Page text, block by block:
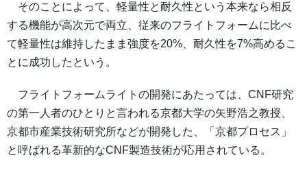
そのことによって、軽量性と耐久性という本来なら相反
する機能が高次元で両立、従来のフライトフォームに比べ
て軽量性は維持したまま強度を20%、耐久性を7%高めるこ
とに成功したという。
フライトフォームライトの開発にあたっては、CNF研究
の第一人者のひとりと言われる京都大学の矢野浩之教授、
京都市産業技術研究所などが開発した、「京都プロセス」
と呼ばれる革新的なCNF製造技術が応用されている。